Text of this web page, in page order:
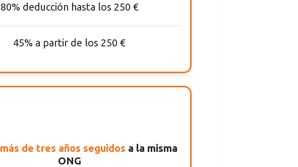
80% deducción hasta los 250 €
45% a partir de los 250 €
más de tres años seguidos a la misma
ONG